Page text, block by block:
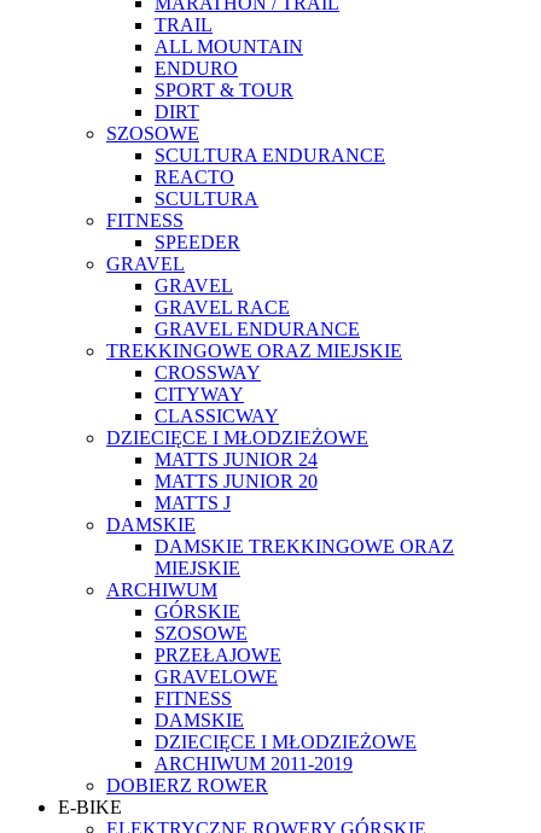
TRAIL
ALL MOUNTAIN
ENDURO
SPORT & TOUR
DIRT
SZOSOWE
SCULTURA ENDURANCE
REACTO
SCULTURA
FITNESS
SPEEDER
GRAVEL
GRAVEL
GRAVEL RACE
GRAVEL ENDURANCE
TREKKINGOWE ORAZ MIEJSKIE
CROSSWAY
CITYWAY
CLASSICWAY
DZIECIĘCE I MŁODZIEŻOWE
MATTS JUNIOR 24
MATTS JUNIOR 20
MATTS J
DAMSKIE
DAMSKIE TREKKINGOWE ORAZ
MIEJSKIE
ARCHIWUM
GÓRSKIE
SZOSOWE
PRZEŁAJOWE
GRAVELOWE
FITNESS
DAMSKIE
DZIECIĘCE I MŁODZIEŻOWE
ARCHIWUM 2011-2019
DOBIERZ ROWER
E-BIKE
ELEKTRYCZNE ROWERY GÓRSKIE